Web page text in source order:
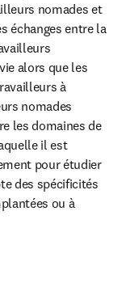
nomades et
échanges entre la
alors que les
à
nomades
les domaines de
il est
pour étudier
des spécificités
ou à